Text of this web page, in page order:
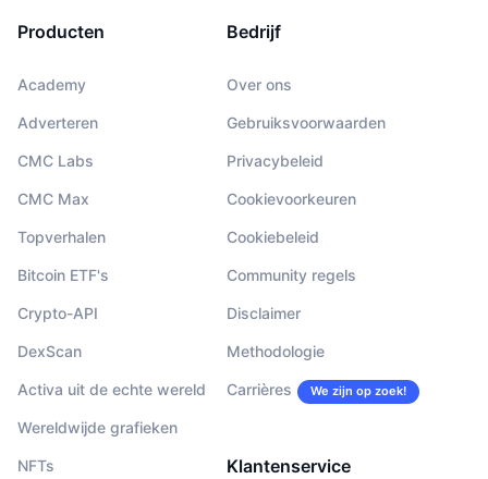
Producten
Academy
Adverteren
CMC Labs
CMC Max
Topverhalen
Bitcoin ETF's
Crypto-API
DexScan
Activa uit de echte wereld
Wereldwijde grafieken
NFTs
Bedrijf
Over ons
Gebruiksvoorwaarden
Privacybeleid
Cookievoorkeuren
Cookiebeleid
Community regels
Disclaimer
Methodologie
Carrières We zijn op zoek!
Klantenservice